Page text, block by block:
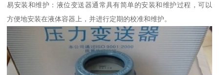
易安装和维护：液位变送器通常具有简单的安装和维护过程，可以
方便地安装在液体容器上，并进行定期的校准和维护。